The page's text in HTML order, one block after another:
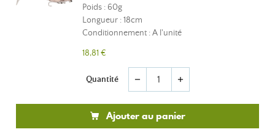
Poids : 60g
Longueur : 18cm
Conditionnement : A l'unité
18,81 €
Quantité remove add
Ajouter au panier